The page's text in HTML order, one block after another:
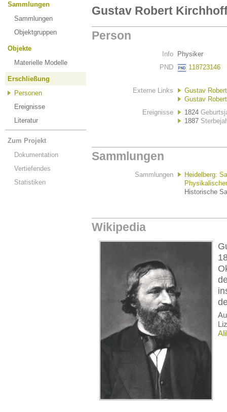
Sammlungen
Sammlungen
Objektgruppen
Objekte
Materielle Modelle
Erschließung
Personen
Ereignisse
Literatur
Zum Projekt
Dokumentation
Vertiefendes
Statistiken
Gustav Robert
Person
Info
Physiker
PND
118723146
Externe Links
Gustav
Gustav
Ereignisse
1824
1887
Sammlungen
Sammlungen
Heidelberg:
Historische
Wikipedia